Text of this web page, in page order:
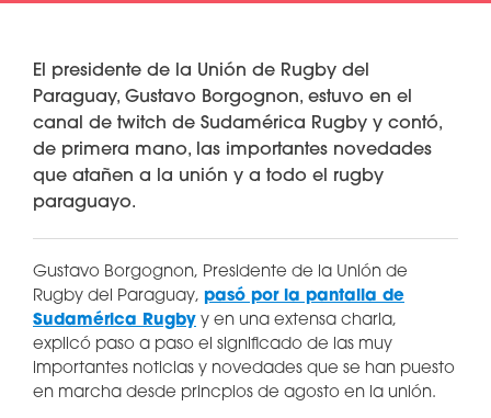
El presidente de la Unión de Rugby del
Paraguay, Gustavo Borgognon, estuvo en el
canal de twitch de Sudamérica Rugby y contó,
de primera mano, las importantes novedades
que atañen a la unión y a todo el rugby
paraguayo.
Gustavo Borgognon, Presidente de la Unión de
Rugby del Paraguay, pasó por la pantalla de
Sudamérica Rugby y en una extensa charla,
explicó paso a paso el significado de las muy
importantes noticias y novedades que se han puesto
en marcha desde princpios de agosto en la unión.